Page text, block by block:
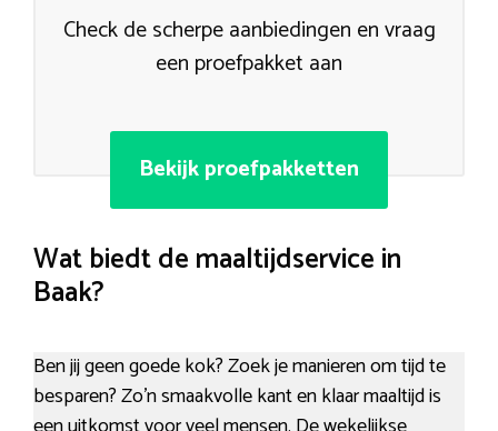
Check de scherpe aanbiedingen en vraag
een proefpakket aan
Bekijk proefpakketten
Wat biedt de maaltijdservice in
Baak?
Ben jij geen goede kok? Zoek je manieren om tijd te
besparen? Zo’n smaakvolle kant en klaar maaltijd is